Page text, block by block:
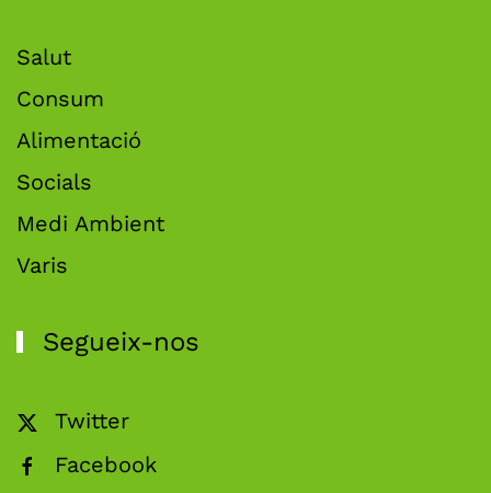
Salut
Consum
Alimentació
Socials
Medi Ambient
Varis
Segueix-nos
Twitter
Facebook